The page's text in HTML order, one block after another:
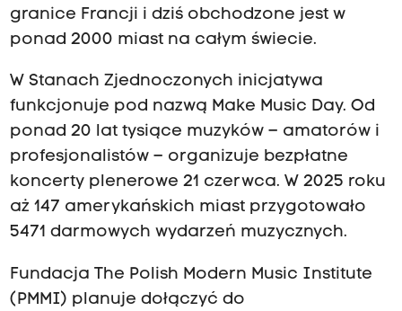
granice Francji i dziś obchodzone jest w
ponad 2000 miast na całym świecie.
W Stanach Zjednoczonych inicjatywa
funkcjonuje pod nazwą Make Music Day. Od
ponad 20 lat tysiące muzyków – amatorów i
profesjonalistów – organizuje bezpłatne
koncerty plenerowe 21 czerwca. W 2025 roku
aż 147 amerykańskich miast przygotowało
5471 darmowych wydarzeń muzycznych.
Fundacja The Polish Modern Music Institute
(PMMI) planuje dołączyć do